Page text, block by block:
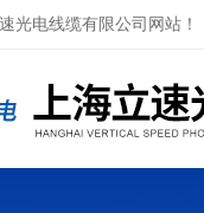
光电线缆有限公司网站！